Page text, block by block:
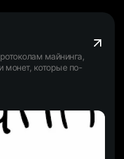
майнинга,
монет, которые по-